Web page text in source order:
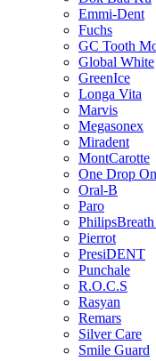
Emmi-Dent
Fuchs
GC Tooth
Global White
GreenIce
Longa Vita
Marvis
Megasonex
Miradent
MontCarotte
One Drop
Oral-B
Paro
Pierrot
PresiDENT
Punchale
R.O.C.S
Rasyan
Remars
Silver Care
Smile Guard